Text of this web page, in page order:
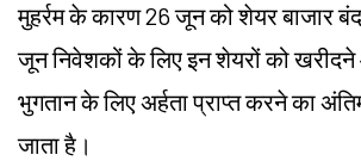
मुहर्रम के कारण 26 जून को शेयर बाजार
जून निवेशकों के लिए इन शेयरों को
भुगतान के लिए अर्हता प्राप्त करने का
जाता है।